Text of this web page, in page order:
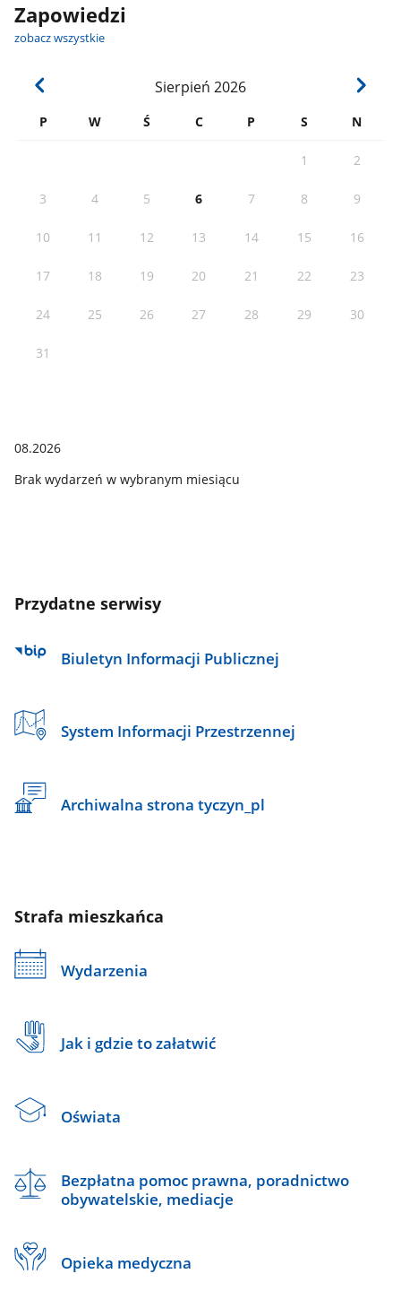
Zapowiedzi
zobacz wszystkie
Sierpień 2026
P W Ś C P S N
1 2
3 4 5 6 7 8 9
10 11 12 13 14 15 16
17 18 19 20 21 22 23
24 25 26 27 28 29 30
31
08.2026
Brak wydarzeń w wybranym miesiącu
Przydatne serwisy
Biuletyn Informacji Publicznej
System Informacji Przestrzennej
Archiwalna strona tyczyn_pl
Strafa mieszkańca
Wydarzenia
Jak i gdzie to załatwić
Oświata
Bezpłatna pomoc prawna, poradnictwo
obywatelskie, mediacje
Opieka medyczna